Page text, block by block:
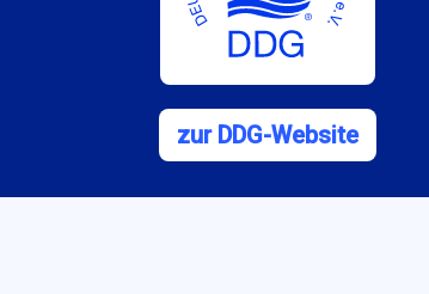
zur DDG-Website